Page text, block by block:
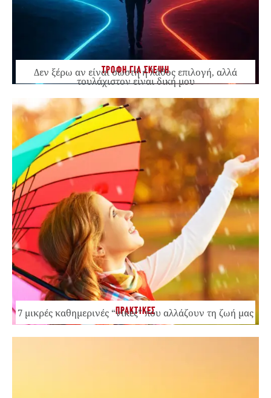
ΤΡΟΦΗ ΓΙΑ ΣΚΕΨΗ
Δεν ξέρω αν είναι σωστή ή λάθος επιλογή, αλλά
τουλάχιστον είναι δική μου
ΠΡΑΚΤΙΚΕΣ
7 μικρές καθημερινές “νίκες” που αλλάζουν τη ζωή μας